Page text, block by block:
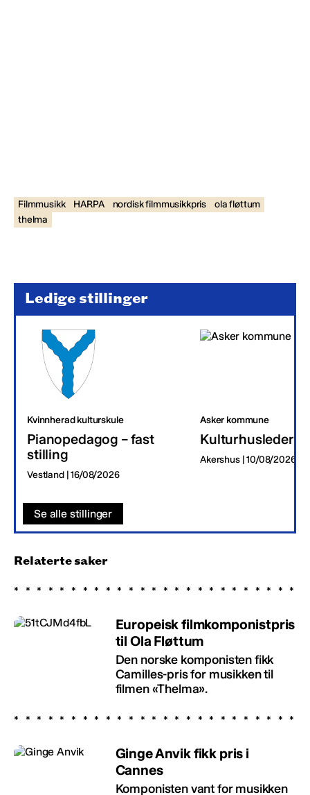
Filmmusikk HARPA nordisk filmmusikkpris
ola fløttum
thelma
Ledige stillinger
Kvinnherad kulturskule
Pianopedagog – fast
stilling
Vestland | 16/08/2026
Asker kommune
Kulturhusleder
Akershus | 10/08/2026
Se alle stillinger
Relaterte saker
Europeisk filmkomponistpris
til Ola Fløttum
Den norske komponisten fikk
Camilles-pris for musikken til
filmen «Thelma».
Ginge Anvik fikk pris i
Cannes
Komponisten vant for musikken